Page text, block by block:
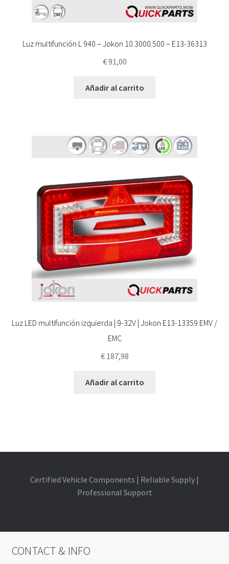
Luz multifunción L 940 – Jokon 10.3000.500 – E13-36313
€91,00
Añadir al carrito
Luz LED multifunción izquierda | 9-32V | Jokon E13-13359 EMV /
EMC
€187,98
Añadir al carrito
Certified Vehicle Components | Reliable Supply |
Professional Support
CONTACT & INFO